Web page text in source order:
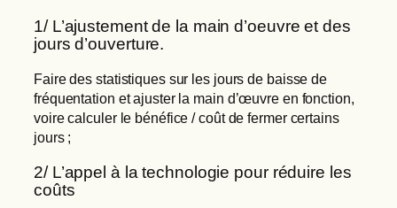
1/ L’ajustement de la main d’oeuvre et des
jours d’ouverture.
Faire des statistiques sur les jours de baisse de
fréquentation et ajuster la main d’œuvre en fonction,
voire calculer le bénéfice / coût de fermer certains
jours ;
2/ L’appel à la technologie pour réduire les
coûts